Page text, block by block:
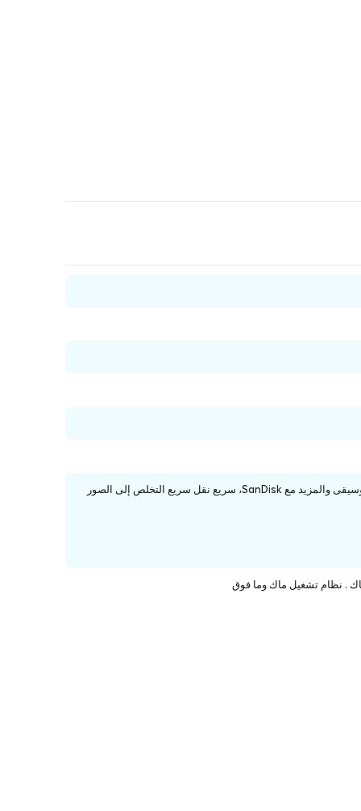
انقل المحتوى بسهولة من متوافق لتوسيع تخزين لديك، واستمتع تلقائي للصور ومقاطع الفيديو والموسيقى والمزيد مع SanDisk، سريع نقل سريع التخلص إلى الصور